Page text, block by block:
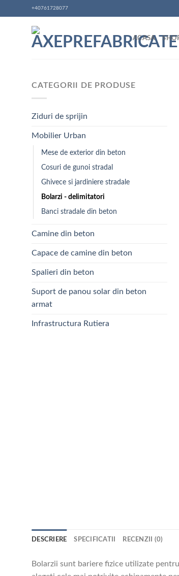
to
+40761728077
ACASA
CATEGORII DE PRODUSE
Ziduri de sprijin
Mobilier Urban
Mese de exterior din beton
Cosuri de gunoi stradal
Ghivece si jardiniere stradale
Bolarzi - delimitatori
Banci stradale din beton
Camine din beton
Capace de camine din beton
Spalieri din beton
Suport de panou solar din beton
armat
Infrastructura Rutiera
DESCRIERE SPECIFICATII RECENZII (0)
Bolarzii sunt bariere fizice utilizate